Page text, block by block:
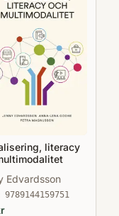
literacy
Edvardsson
9789144159751